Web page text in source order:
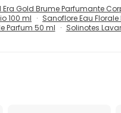
Era Gold Brume Parfumante
100 ml
Sanoflore Eau
Parfum 50 ml Solinotes